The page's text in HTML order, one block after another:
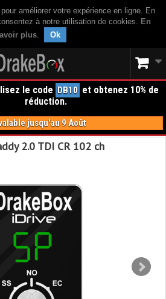
améliorer votre expérience en ligne. En
à notre utilisation de cookies. En
plus. Ok
le code DB10 et obtenez 10% de
réduction.
jusqu'au 9 Août
2.0 TDI CR 102 ch